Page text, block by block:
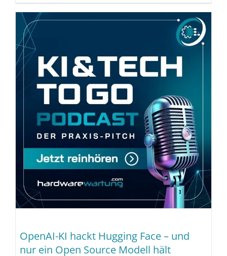
OpenAI-KI hackt Hugging Face – und
nur ein Open Source Modell hält